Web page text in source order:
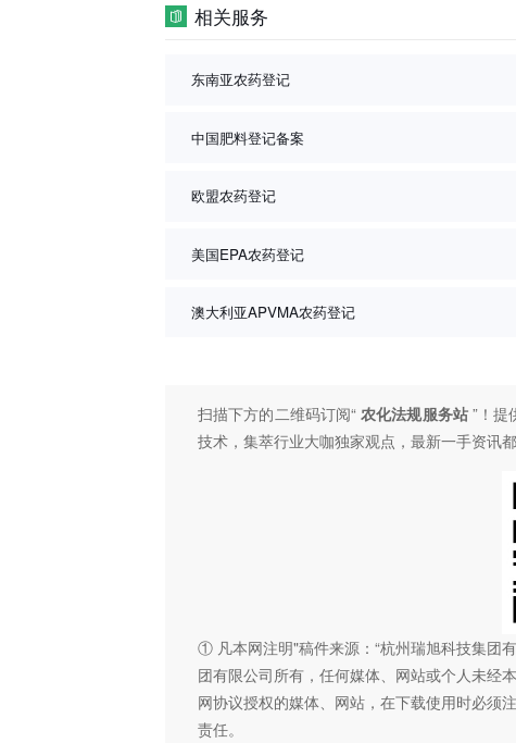
相关服务
东南亚农药登记
中国肥料登记备案
欧盟农药登记
美国EPA农药登记
澳大利亚APVMA农药登记
扫描下方的二维码订阅“农化法规服务站”！提
技术，集萃行业大咖独家观点，最新一手资讯都
① 凡本网注明"稿件来源：“杭州瑞旭科技集团
团有限公司所有，任何媒体、网站或个人未经
网协议授权的媒体、网站，在下载使用时必须
责任。